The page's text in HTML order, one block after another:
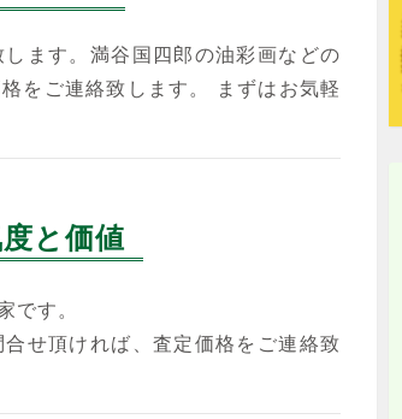
ます。満谷国四郎の油彩画などの
をご連絡致します。 まずはお気軽
と価値
です。
せ頂ければ、査定価格をご連絡致